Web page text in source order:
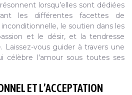
lorsqu’elles sont dédiées
les différentes facettes de
inconditionnelle, le soutien dans les
et le désir, et la tendresse
Laissez-vous guider à travers une
célèbre l’amour sous toutes ses
ET L’ACCEPTATION